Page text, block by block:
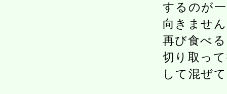
するのが
向きませ
再び食べ
切り取っ
して混ぜ